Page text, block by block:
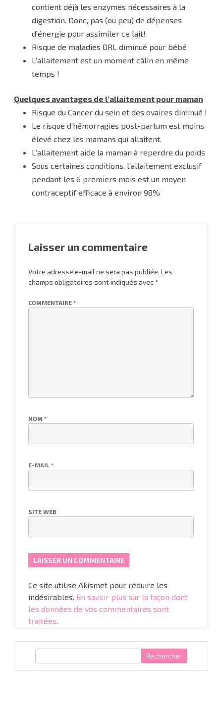
contient déjà les enzymes nécessaires à la
digestion. Donc, pas (ou peu) de dépenses
d’énergie pour assimiler ce lait!
Risque de maladies ORL diminué pour bébé
L’allaitement est un moment câlin en même
temps !
Quelques avantages de l’allaitement pour maman
Risque du Cancer du sein et des ovaires diminué !
Le risque d’hémorragies post-partum est moins
élevé chez les mamans qui allaitent.
L’allaitement aide la maman à reperdre du poids
Sous certaines conditions, l’allaitement exclusif
pendant les 6 premiers mois est un moyen
contraceptif efficace à environ 98%
Laisser un commentaire
Votre adresse e-mail ne sera pas publiée. Les
champs obligatoires sont indiqués avec *
COMMENTAIRE *
NOM *
E-MAIL *
SITE WEB
Ce site utilise Akismet pour réduire les
indésirables. En savoir plus sur la façon dont
les données de vos commentaires sont
traitées.